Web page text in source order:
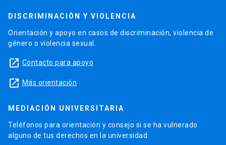
DISCRIMINACIÓN Y VIOLENCIA
Orientación y apoyo en casos de discriminación, violencia de
género o violencia sexual.
launch Contacto para apoyo
launch Más orientación
MEDIACIÓN UNIVERSITARIA
Teléfonos para orientación y consejo si se ha vulnerado
alguno de tus derechos en la universidad.